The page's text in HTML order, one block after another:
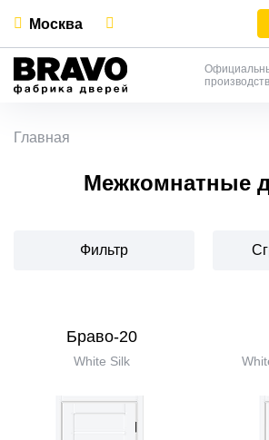
Москва
Главная
Межкомнатные
Фильтр
Браво-20
White Silk